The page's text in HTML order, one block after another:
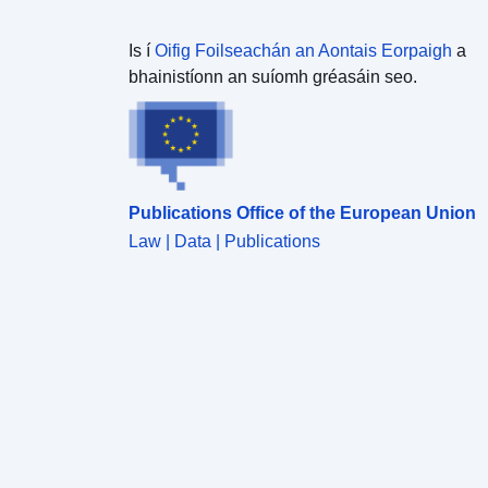
Is í Oifig Foilseachán an Aontais Eorpaigh a
bhainistíonn an suíomh gréasáin seo.
Publications Office of the European Union
Law | Data | Publications